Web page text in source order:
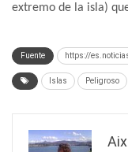
extremo de la isla)
Fuente https://
Islas Peligroso